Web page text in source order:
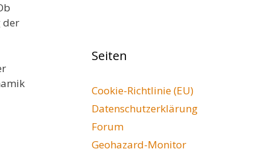
der
Seiten
Cookie-Richtlinie (EU)
Datenschutzerklärung
Forum
Geohazard-Monitor